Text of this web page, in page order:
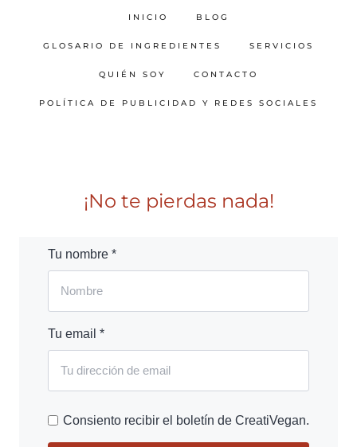
INICIO BLOG
GLOSARIO DE INGREDIENTES SERVICIOS
QUIÉN SOY CONTACTO
POLÍTICA DE PUBLICIDAD Y REDES SOCIALES
¡No te pierdas nada!
Tu nombre *
Tu email *
Consiento recibir el boletín de CreatiVegan.